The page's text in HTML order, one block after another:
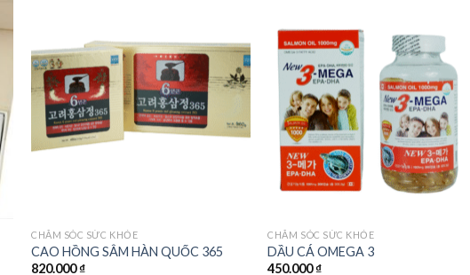
wishlist
CHĂM SÓC SỨC KHỎE
CAO HỒNG SÂM HÀN QUỐC 365
820.000₫
Add to
wishlist
CHĂM SÓC SỨC KHỎE
DẦU CÁ OMEGA 3
450.000₫